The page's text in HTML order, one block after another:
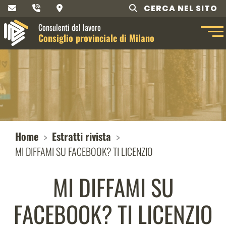
CERCA NEL SITO
Consulenti del lavoro
Consiglio provinciale di Milano
Home
Estratti rivista
MI DIFFAMI SU FACEBOOK? TI LICENZIO
MI DIFFAMI SU
FACEBOOK? TI LICENZIO